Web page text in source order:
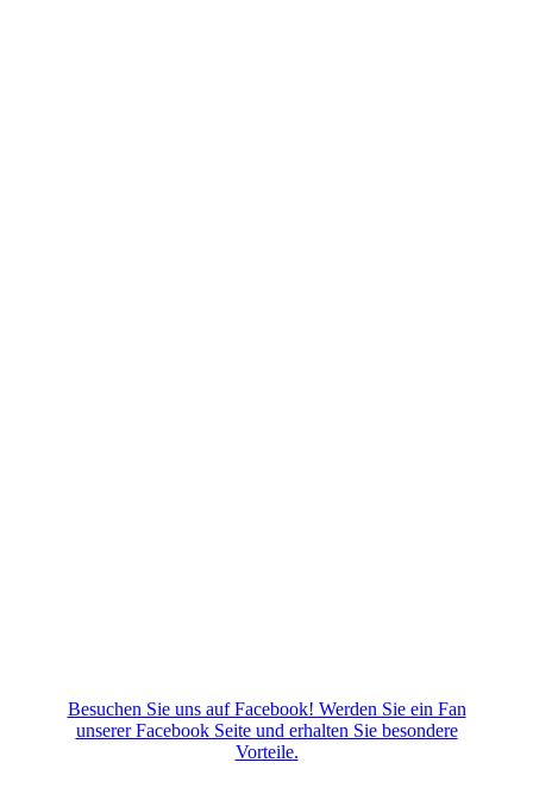
Besuchen Sie uns auf Facebook! Werden Sie ein Fan
unserer Facebook Seite und erhalten Sie besondere
Vorteile.